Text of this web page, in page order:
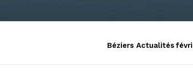
Béziers Actualités